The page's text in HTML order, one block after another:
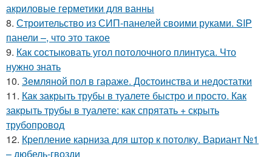
акриловые герметики для ванны
8. Строительство из СИП-панелей своими руками. SIP
панели –, что это такое
9. Как состыковать угол потолочного плинтуса. Что
нужно знать
10. Земляной пол в гараже. Достоинства и недостатки
11. Как закрыть трубы в туалете быстро и просто. Как
закрыть трубы в туалете: как спрятать + скрыть
трубопровод
12. Крепление карниза для штор к потолку. Вариант №1
– дюбель-гвозди